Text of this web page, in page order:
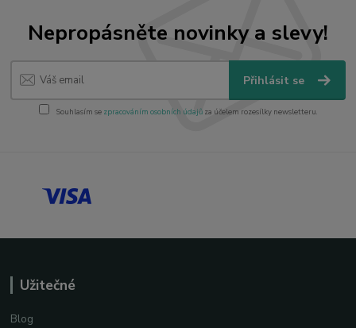
Nepropásněte novinky a slevy!
Přihlásit se
Souhlasím se zpracováním osobních údajůza účelem rozesílky newsletteru.
Užitečné
Blog